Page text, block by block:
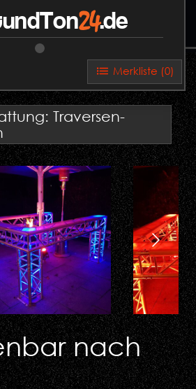
Merkliste (0)
24.de
Traversen-
nach